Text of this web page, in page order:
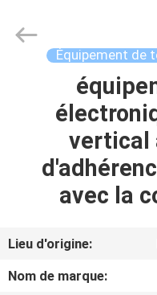
MAISON
PRODUITS
SUJET
DE
INSTRUMENT
CO.,LTD.
Équipement de
vertical
avec la
Lieu d'origine:
Nom de marque: